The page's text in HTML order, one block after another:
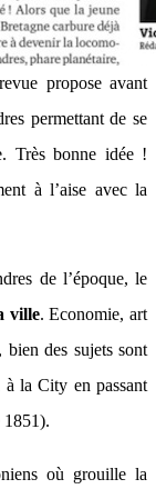
propose avant
permettant de se
Très bonne idée !
à l’aise avec la
de l’époque, le
ville. Economie, art
des sujets sont
la City en passant
1851).
où grouille la